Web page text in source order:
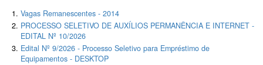
Vagas Remanescentes - 2014
PROCESSO SELETIVO DE AUXÍLIOS PERMANÊNCIA E INTERNET -
EDITAL Nº 10/2026
Edital Nº 9/2026 - Processo Seletivo para Empréstimo de
Equipamentos - DESKTOP